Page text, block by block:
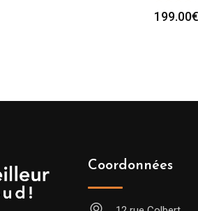
199.00€
Coordonnées